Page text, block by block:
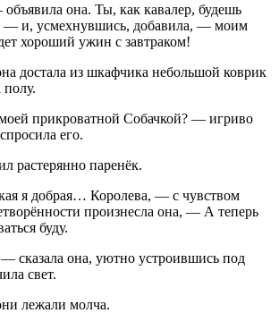
она. Ты, как кавалер, будешь
— и, усмехнувшись, добавила, — моим
хороший ужин с завтраком!
достала из шкафчика небольшой коврик
полу.
прикроватной Собачкой? — игриво
его.
паренёк.
я добрая… Королева, — с чувством
произнесла она, — А теперь
буду.
сказала она, уютно устроившись под
свет.
лежали молча.